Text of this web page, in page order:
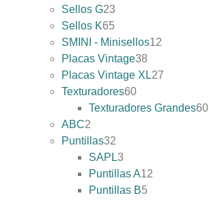
Sellos G23
Sellos K65
SMINI - Minisellos12
Placas Vintage38
Placas Vintage XL27
Texturadores60
Texturadores Grandes60
ABC2
Puntillas32
SAPL3
Puntillas A12
Puntillas B5